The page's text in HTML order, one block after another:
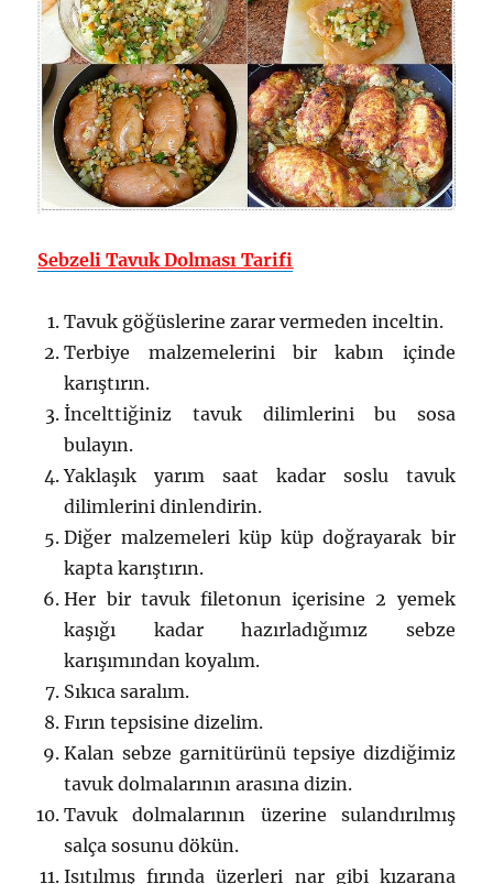
Sebzeli Tavuk Dolması Tarifi
Tavuk göğüslerine zarar vermeden inceltin.
Terbiye malzemelerini bir kabın içinde
karıştırın.
İncelttiğiniz tavuk dilimlerini bu sosa
bulayın.
Yaklaşık yarım saat kadar soslu tavuk
dilimlerini dinlendirin.
Diğer malzemeleri küp küp doğrayarak bir
kapta karıştırın.
Her bir tavuk filetonun içerisine 2 yemek
kaşığı kadar hazırladığımız sebze
karışımından koyalım.
Sıkıca saralım.
Fırın tepsisine dizelim.
Kalan sebze garnitürünü tepsiye dizdiğimiz
tavuk dolmalarının arasına dizin.
Tavuk dolmalarının üzerine sulandırılmış
salça sosunu dökün.
Isıtılmış fırında üzerleri nar gibi kızarana